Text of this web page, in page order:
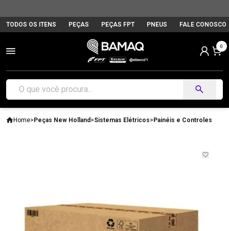
TODOS OS ITENS PEÇAS PEÇAS FPT PNEUS FALE CONOSCO
0
Home>Peças New Holland >Sistemas Elétricos>Painéis e Controles